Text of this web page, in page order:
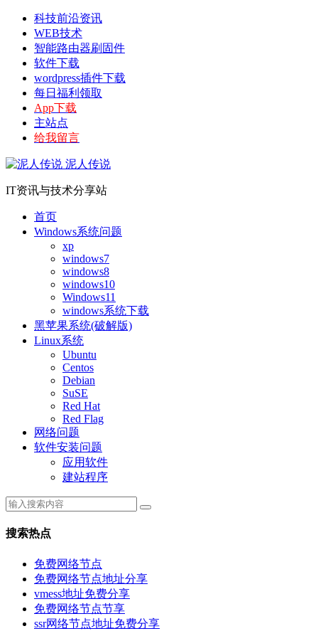
科技前沿资讯
WEB技术
智能路由器刷固件
软件下载
wordpress插件下载
每日福利领取
App下载
主站点
给我留言
泥人传说
IT资讯与技术分享站
首页
Windows系统问题
xp
windows7
windows8
windows10
Windows11
windows系统下载
黑苹果系统(破解版)
Linux系统
Ubuntu
Centos
Debian
SuSE
Red Hat
Red Flag
网络问题
软件安装问题
应用软件
建站程序
搜索热点
免费网络节点
免费网络节点地址分享
vmess地址免费分享
免费网络节点节享
ssr网络节点地址免费分享